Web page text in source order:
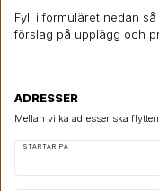
Fyll i formuläret nedan
förslag på upplägg och
ADRESSER
Mellan vilka adresser ska
STARTAR PÅ